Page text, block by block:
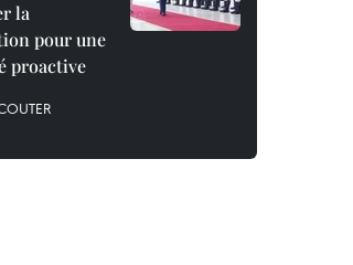
la
pour une
proactive